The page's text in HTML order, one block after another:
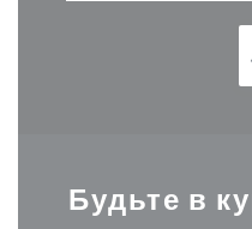
Будьте в